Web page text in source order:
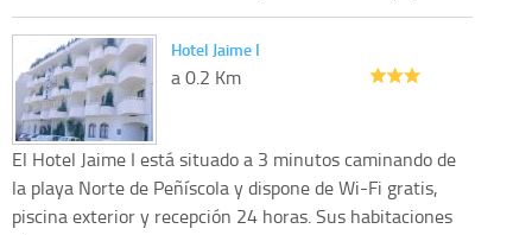
Hotel Jaime I
a 0.2 Km
El Hotel Jaime I está situado a 3 minutos caminando de
la playa Norte de Peñíscola y dispone de Wi-Fi gratis,
piscina exterior y recepción 24 horas. Sus habitaciones